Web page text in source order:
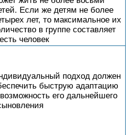
Если же детям не более
лет, то максимальное их
в группе составляет
человек
подход должен
быструю адаптацию
его дальнейшего